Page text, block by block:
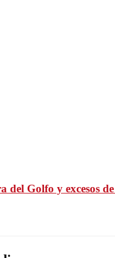
Golfo y excesos